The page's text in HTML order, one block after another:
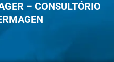
– CONSULTÓRIO